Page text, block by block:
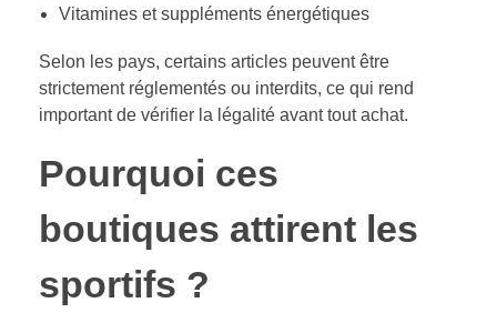
Vitamines et suppléments énergétiques
Selon les pays, certains articles peuvent être
strictement réglementés ou interdits, ce qui rend
important de vérifier la légalité avant tout achat.
Pourquoi ces
boutiques attirent les
sportifs ?